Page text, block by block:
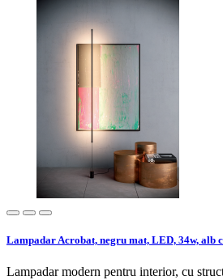
Lampadar Acrobat, negru mat, LED, 34w, alb
Lampadar modern pentru interior, cu